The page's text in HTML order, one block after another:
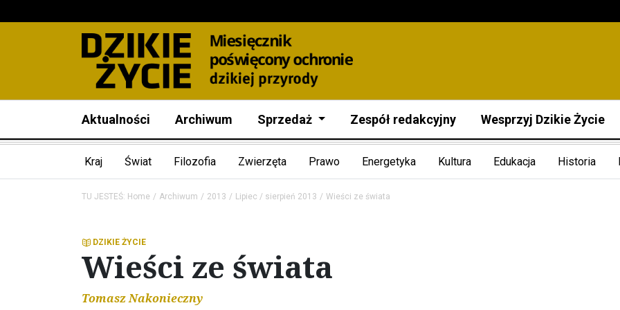
Aktualności Archiwum Sprzedaż Zespół redakcyjny Wesprzyj Dzikie Życie
Kraj Świat Filozofia Zwierzęta Prawo Energetyka Kultura Edukacja Historia
TU JESTEŚ: Home Archiwum 2013 Lipiec / sierpień 2013 Wieści ze świata
DZIKIE ŻYCIE
Wieści ze świata
Tomasz Nakonieczny